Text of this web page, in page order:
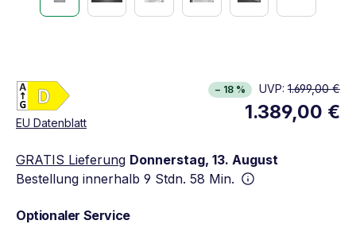
Vollständiges Energielabel anzeigen
Energieklasse D. Höchste bis niedrigste
EU DatenblattÖffnet in neuem Fenster
− 18 % UVP: 1.699,00 €
1.389,00 €
GRATIS Lieferung Donnerstag, 13. August
Bestellung innerhalb 9 Stdn. 58 Min.
Optionaler Service